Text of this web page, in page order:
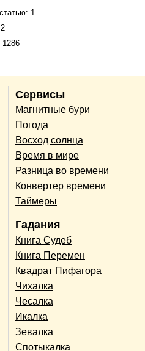
1
1286
Сервисы
Магнитные бури
Погода
Восход солнца
Время в мире
Разница во времени
Конвертер времени
Таймеры
Гадания
Книга Судеб
Книга Перемен
Квадрат Пифагора
Чихалка
Чесалка
Икалка
Зевалка
Спотыкалка